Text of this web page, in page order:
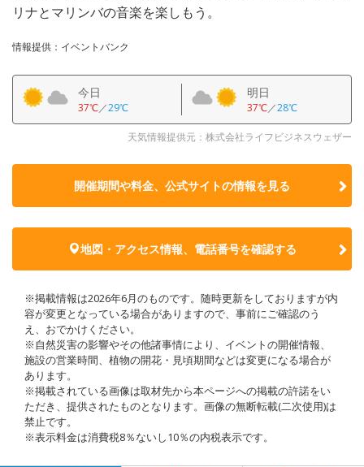
リナとマリンバの音楽を楽しもう。
情報提供：イベントバンク
今日
37℃／29℃
明日
37℃／28℃
天気情報提供元：株式会社ライフビジネスウェザー
開催期間や料金、公式サイトの情報を見る
地図・アクセス情報、電話番号を確認する
※掲載情報は2026年6月のものです。随時更新をしておりますが内
容が変更となっている場合がありますので、事前にご確認のう
え、おでかけください。
※自然災害の影響やその他諸事情により、イベントの開催情報、
施設の営業時間、植物の開花・見頃期間などは変更になる場合が
あります。
※掲載されている画像は取材先から本ページへの掲載の許諾をい
ただき、提供されたものとなります。画像の無断転載(二次使用)は
禁止です。
※表示料金は消費税8％ないし10％の内税表示です。